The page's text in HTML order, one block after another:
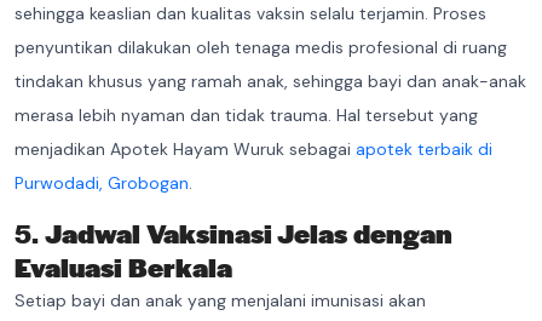
sehingga keaslian dan kualitas vaksin selalu terjamin. Proses
penyuntikan dilakukan oleh tenaga medis profesional di ruang
tindakan khusus yang ramah anak, sehingga bayi dan anak-anak
merasa lebih nyaman dan tidak trauma. Hal tersebut yang
menjadikan Apotek Hayam Wuruk sebagai apotek terbaik di
Purwodadi, Grobogan
5.Jadwal Vaksinasi Jelas dengan
Evaluasi Berkala
Setiap bayi dan anak yang menjalani imunisasi akan